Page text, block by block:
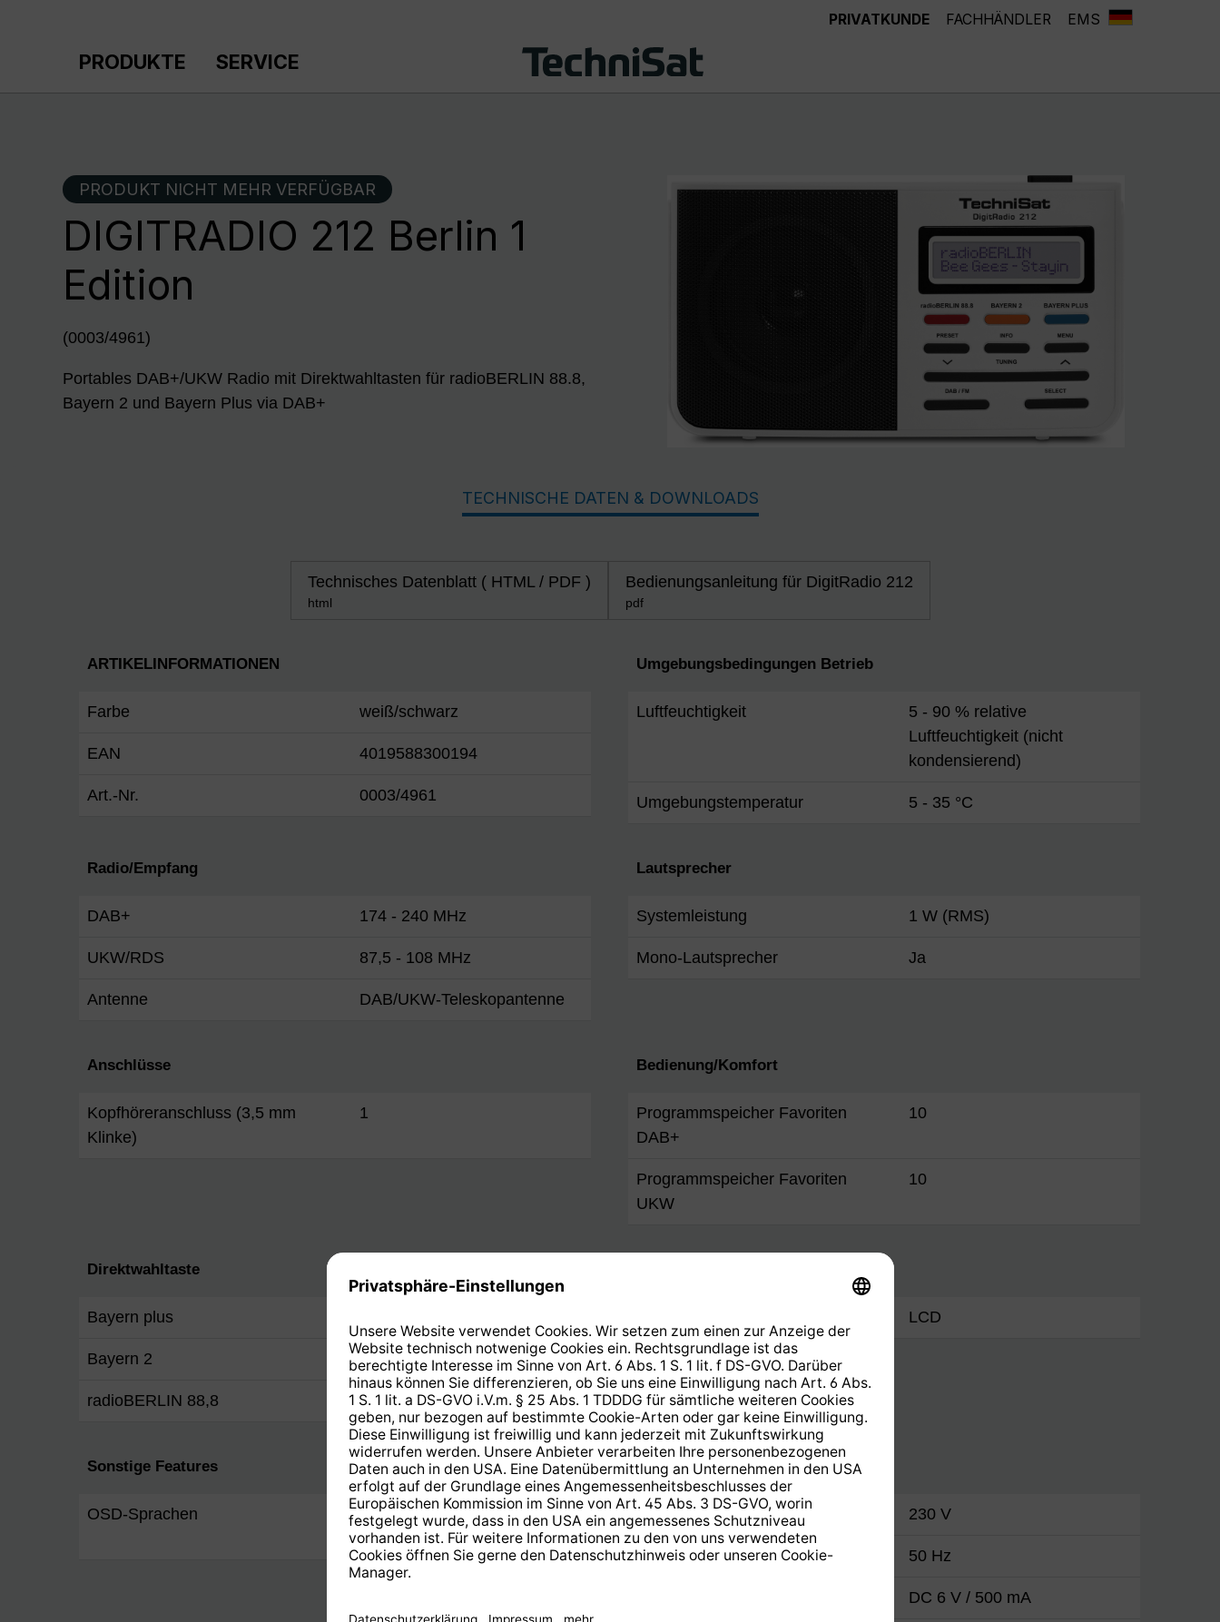
PRIVATKUNDE FACHHÄNDLER EMS
PRODUKTE SERVICE
PRODUKT NICHT MEHR VERFÜGBAR
DIGITRADIO 212 Berlin 1
Edition
(0003/4961)
Portables DAB+/UKW Radio mit Direktwahltasten für radioBERLIN 88.8,
Bayern 2 und Bayern Plus via DAB+
TECHNISCHE DATEN & DOWNLOADS
Technisches Datenblatt ( HTML / PDF )
html
Bedienungsanleitung für DigitRadio 212
pdf
ARTIKELINFORMATIONEN
Farbe weiß/schwarz
EAN 4019588300194
Art.-Nr. 0003/4961
Umgebungsbedingungen Betrieb
Luftfeuchtigkeit
5 - 90 % relative
Luftfeuchtigkeit (nicht
kondensierend)
Umgebungstemperatur 5 - 35 °C
Radio/Empfang
DAB+ 174 - 240 MHz
UKW/RDS 87,5 - 108 MHz
Antenne DAB/UKW-Teleskopantenne
Lautsprecher
Systemleistung 1 W (RMS)
Mono-Lautsprecher Ja
Anschlüsse
Kopfhöreranschluss (3,5 mm
Klinke)
1
Bedienung/Komfort
Programmspeicher Favoriten
DAB+
10
Programmspeicher Favoriten
UKW
10
Direktwahltaste
Bayern plus
Bayern 2 Ja
radioBERLIN 88,8 Ja
LCD
Sonstige Features
OSD-Sprachen
Englisch, Französisch,
Deutsch, Italienisch
Stromversorgung
Nennspannung 230 V
Frequenz 50 Hz
DC 6 V / 500 mA